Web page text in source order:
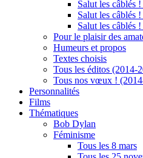
Salut les câblés
Salut les câblés
Salut les câblés
Pour le plaisir des
Humeurs et propos
Textes choisis
Tous les éditos (2014-
Tous nos vœux !
Personnalités
Films
Thématiques
Bob Dylan
Féminisme
Tous les 8 mars